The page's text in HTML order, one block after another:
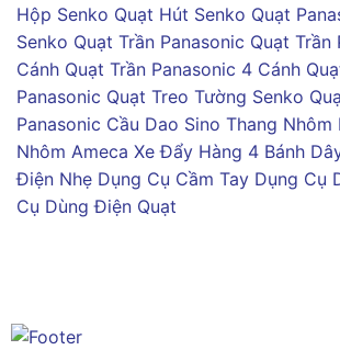
Hộp Senko Quạt Hút Senko Quạt
Senko Quạt Trần Panasonic Quạt Trần
Cánh Quạt Trần Panasonic 4 Cánh
Panasonic Quạt Treo Tường Senko
Panasonic Cầu Dao Sino Thang Nhôm
Nhôm Ameca Xe Đẩy Hàng 4 Bánh
Điện Nhẹ Dụng Cụ Cầm Tay Dụng Cụ
Cụ Dùng Điện Quạt